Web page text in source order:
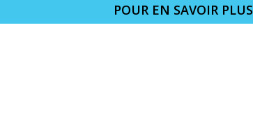
POUR EN SAVOIR PLUS